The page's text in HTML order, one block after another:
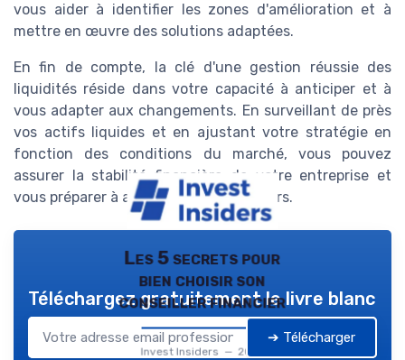
vous aider à identifier les zones d'amélioration et à
mettre en œuvre des solutions adaptées.
En fin de compte, la clé d'une gestion réussie des
liquidités réside dans votre capacité à anticiper et à
vous adapter aux changements. En surveillant de près
vos actifs liquides et en ajustant votre stratégie en
fonction des conditions du marché, vous pouvez
assurer la stabilité financière de votre entreprise et
vous préparer à affronter les défis futurs.
Les 5 secrets pour
bien choisir son
conseiller financier
Invest Insiders — 2026
Téléchargez gratuitement le livre blanc
➔ Télécharger